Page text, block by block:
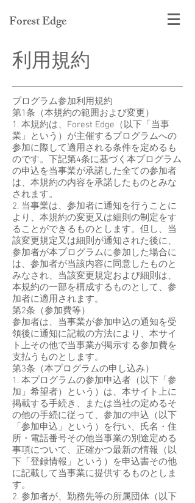
Forest Edge
利用規約
プログラム参加利用規約
第1条（本規約の範囲および変更）
1. 本規約は、Forest Edge（以下「当事
業」という）が主催するプログラムへの
参加に際して適用される条件を定めるも
のです。下記第4条に基づく本プログラム
の申込を当事業が承諾した全ての参加者
は、本規約の内容を承諾したものとみな
されます。
2. 当事業は、参加者に通知を行うことに
より、本規約の変更又は細則の制定をす
ることができるものとします。但し、当
該変更規定又は細則が通知された後に、
参加者が本プログラムに参加した場合に
は、参加者が当該内容に同意したものと
みなされ、当該変更規定および細則は、
本規約の一部を構成するものとして、参
加者に適用されます。
第2条（参加費等）
参加者は、当事業が参加申込の通知を受
領後に通知に記載の方法により、本サイ
ト上その他で当事業が掲示する参加費を
支払うものとします。
第3条（本プログラムの申し込み）
1. 本プログラムの参加申込者（以下「参
加」希望者）という）は、本サイト上に
掲載する手続き、または当社の定めるそ
の他の手続に従って、参加の申込（以下
「参加申込」という）を行い、氏名・住
所・電話番号その他当事業の別途定める
事項について、正確かつ最新の情報（以
下「登録情報」という）を申込書その他
に記載して当事業に提供するものとしま
す。
2. 参加者が、勤務先等の所属団体（以下